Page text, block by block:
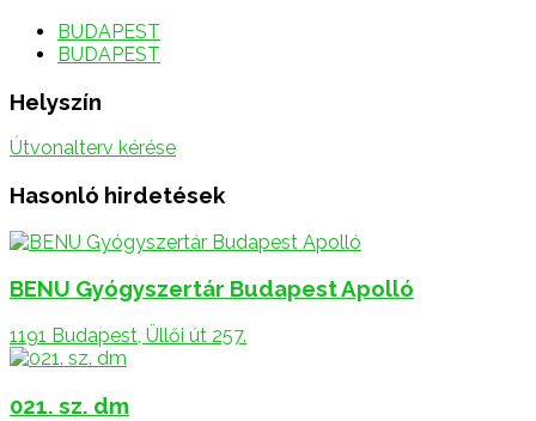
BUDAPEST
BUDAPEST
Helyszín
Útvonalterv kérése
Hasonló hirdetések
BENU Gyógyszertár Budapest Apolló
1191 Budapest, Üllői út 257.
021. sz. dm